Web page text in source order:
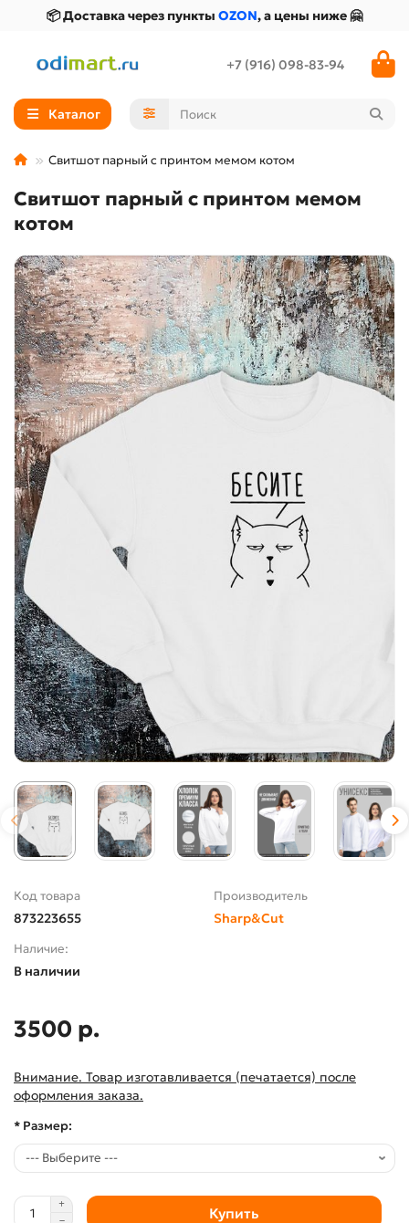
📦 Доставка через пункты OZON, а цены ниже 🤗
+7 (916) 098-83-94
Каталог
Свитшот парный с принтом мемом котом
Свитшот парный с принтом мемом
котом
Код товара
873223655
Производитель
Sharp&Cut
Наличие:
В наличии
3500 р.
Внимание. Товар изготавливается (печатается) после
оформления заказа.
* Размер:
Купить